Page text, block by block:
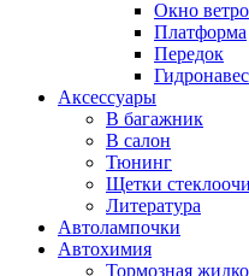
Окно
Платформа
Передок
Аксессуары
В багажник
В салон
Тюнинг
Щетки
Литература
Автолампочки
Автохимия
Тормозная